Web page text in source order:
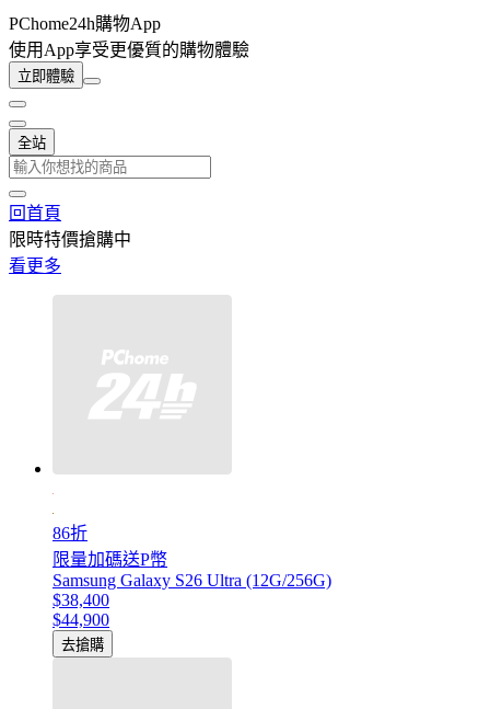
PChome24h購物App
使用App享受更優質的購物體驗
立即體驗
全站
回首頁
限時特價搶購中
看更多
86折
限量加碼送P幣
Samsung Galaxy S26 Ultra (12G/256G)
$38,400
$44,900
去搶購